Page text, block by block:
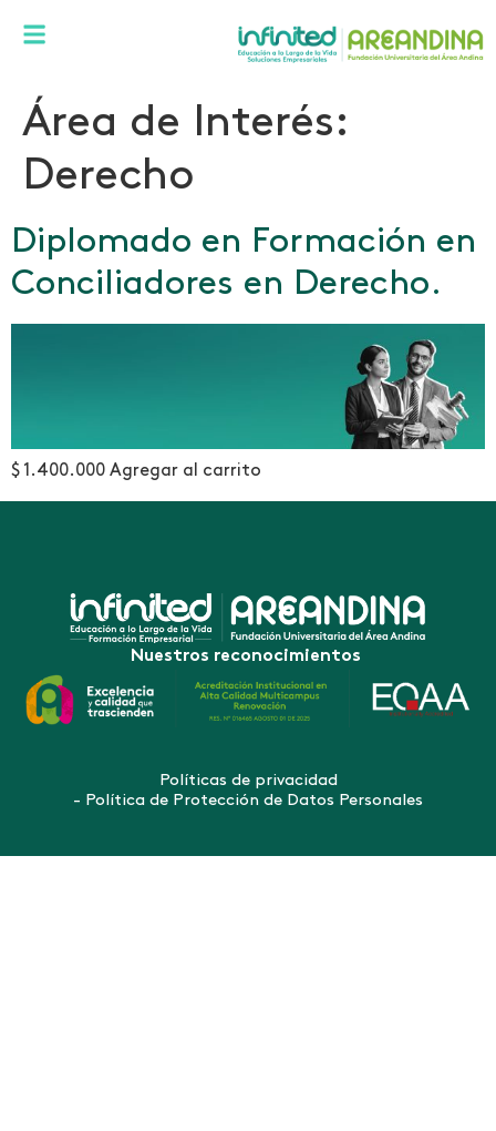
Área de Interés:
Derecho
Diplomado en Formación en
Conciliadores en Derecho.
$ 1.400.000 Agregar al carrito
Nuestros reconocimientos
Políticas de privacidad
- Política de Protección de Datos Personales